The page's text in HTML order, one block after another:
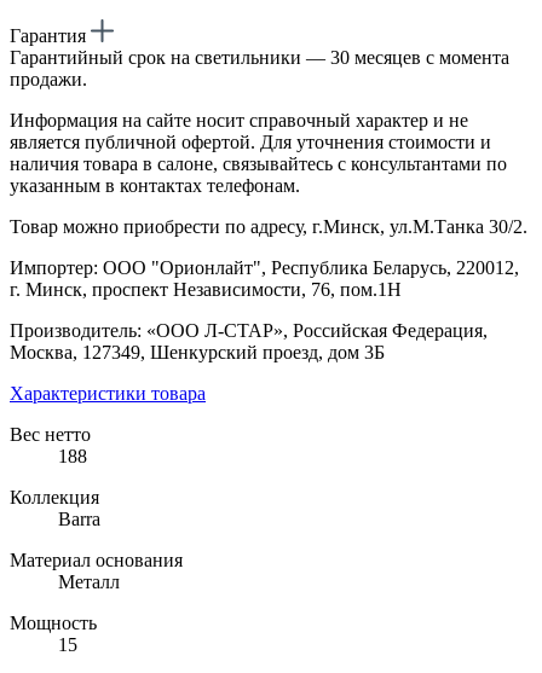
Гарантия
Гарантийный срок на светильники — 30 месяцев с момента
продажи.
Информация на сайте носит справочный характер и не
является публичной офертой. Для уточнения стоимости и
наличия товара в салоне, связывайтесь с консультантами по
указанным в контактах телефонам.
Товар можно приобрести по адресу, г.Минск, ул.М.Танка 30/2.
Импортер: ООО "Орионлайт", Республика Беларусь, 220012,
г. Минск, проспект Независимости, 76, пом.1Н
Производитель: «ООО Л-СТАР», Российская Федерация,
Москва, 127349, Шенкурский проезд, дом 3Б
Характеристики товара
Вес нетто
188
Коллекция
Barra
Материал основания
Металл
Мощность
15